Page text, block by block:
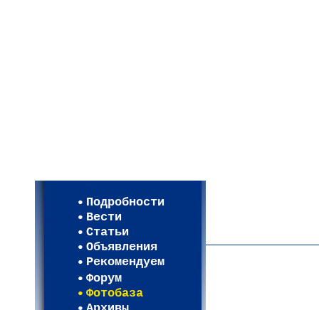
Подробности
Вести
Статьи
Объявления
Рекомендуем
Форум
Фотобаза